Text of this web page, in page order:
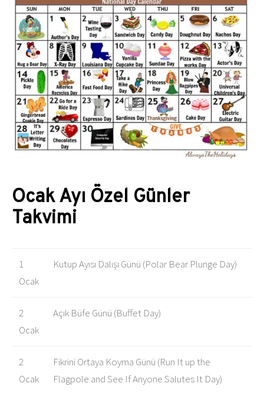
Ocak Ayı Özel Günler
Takvimi
1
Ocak
Kutup Ayısı Dalışı Günü (Polar Bear Plunge Day)
2
Ocak
Açık Büfe Günü (Buffet Day)
2
Ocak
Fikrini Ortaya Koyma Günü (Run It up the
Flagpole and See If Anyone Salutes It Day)